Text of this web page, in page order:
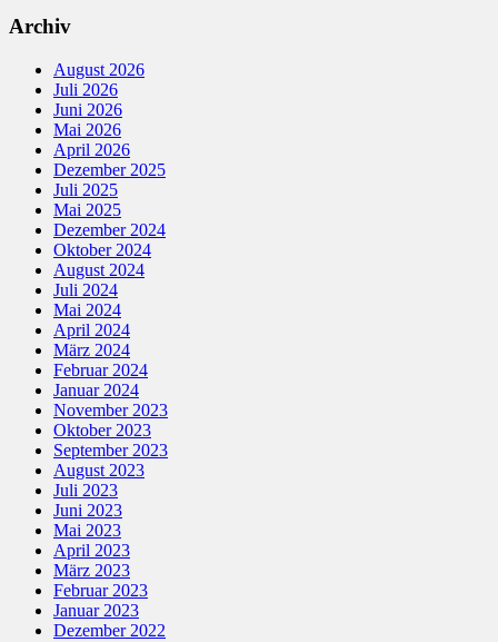
Archiv
August 2026
Juli 2026
Juni 2026
Mai 2026
April 2026
Dezember 2025
Juli 2025
Mai 2025
Dezember 2024
Oktober 2024
August 2024
Juli 2024
Mai 2024
April 2024
März 2024
Februar 2024
Januar 2024
November 2023
Oktober 2023
September 2023
August 2023
Juli 2023
Juni 2023
Mai 2023
April 2023
März 2023
Februar 2023
Januar 2023
Dezember 2022